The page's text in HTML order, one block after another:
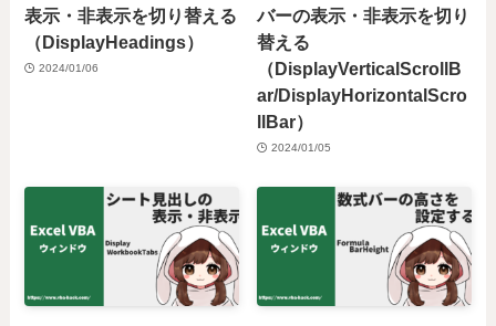
表示・非表示を切り替える
（DisplayHeadings）
2024/01/06
バーの表示・非表示を切り
替える
（DisplayVerticalScrollB
ar/DisplayHorizontalScro
llBar）
2024/01/05